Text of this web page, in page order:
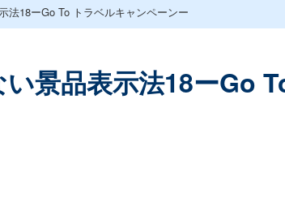
法18ーGo To トラベルキャンペーンー
い景品表示法18ーGo